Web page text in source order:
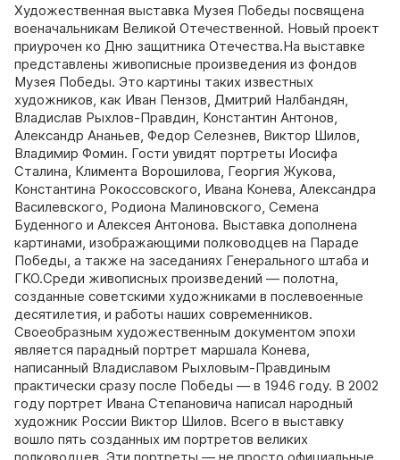
Художественная выставка Музея Победы посвящена
военачальникам Великой Отечественной. Новый проект
приурочен ко Дню защитника Отечества.На выставке
представлены живописные произведения из фондов
Музея Победы. Это картины таких известных
художников, как Иван Пензов, Дмитрий Налбандян,
Владислав Рыхлов-Правдин, Константин Антонов,
Александр Ананьев, Федор Селезнев, Виктор Шилов,
Владимир Фомин. Гости увидят портреты Иосифа
Сталина, Климента Ворошилова, Георгия Жукова,
Константина Рокоссовского, Ивана Конева, Александра
Василевского, Родиона Малиновского, Семена
Буденного и Алексея Антонова. Выставка дополнена
картинами, изображающими полководцев на Параде
Победы, а также на заседаниях Генерального штаба и
ГКО.Среди живописных произведений — полотна,
созданные советскими художниками в послевоенные
десятилетия, и работы наших современников.
Своеобразным художественным документом эпохи
является парадный портрет маршала Конева,
написанный Владиславом Рыхловым‑Правдиным
практически сразу после Победы — в 1946 году. В 2002
году портрет Ивана Степановича написал народный
художник России Виктор Шилов. Всего в выставку
вошло пять созданных им портретов великих
полководцев. Эти портреты — не просто официальные